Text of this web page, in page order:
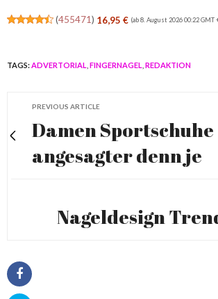
(455471) 16,95 € (ab 8. August 2026 00:22 GMT
TAGS:ADVERTORIAL FINGERNAGEL REDAKTION
PREVIOUS ARTICLE
Damen Sportschuhe
angesagter denn je
Nageldesign